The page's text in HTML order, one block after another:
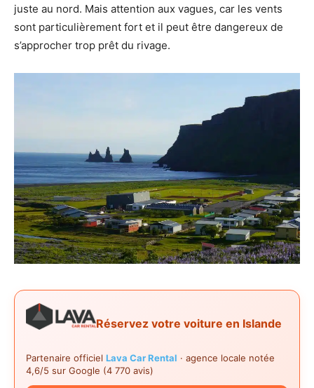
juste au nord. Mais attention aux vagues, car les vents
sont particulièrement fort et il peut être dangereux de
s’approcher trop prêt du rivage.
Réservez votre voiture en Islande
Partenaire officiel Lava Car Rental · agence locale notée
4,6/5 sur Google (4 770 avis)